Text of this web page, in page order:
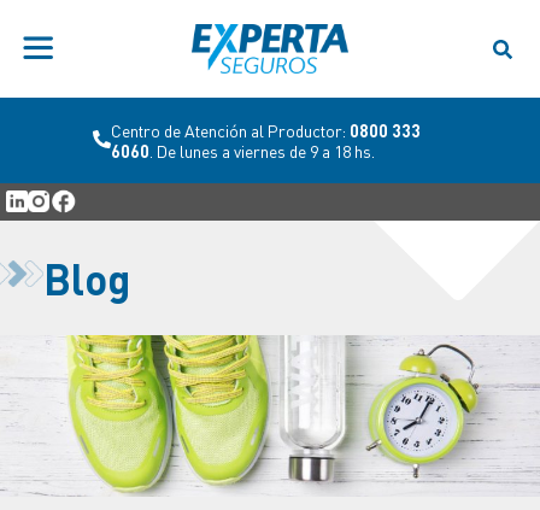
Centro de Atención al Productor: 0800 333
6060 . De lunes a viernes de 9 a 18 hs.
Blog